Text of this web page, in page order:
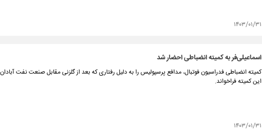
۱۴۰۳/۰۱/۳۱
اسماعیلی‌فر به کمیته انضباطی احضار شد
کمیته انضباطی فدراسیون فوتبال، مدافع پرسپولیس را به دلیل رفتاری که بعد از گلزنی مقابل صنعت نفت
این کمیته فراخواند.
۱۴۰۳/۰۱/۳۱